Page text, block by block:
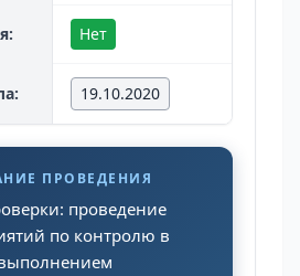
Нет
19.10.2020
ПРОВЕДЕНИЯ
проведение
по контролю в